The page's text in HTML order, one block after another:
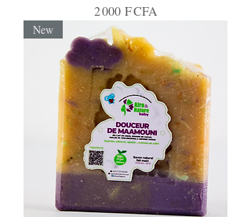
Prix
2 000 F CFA
New